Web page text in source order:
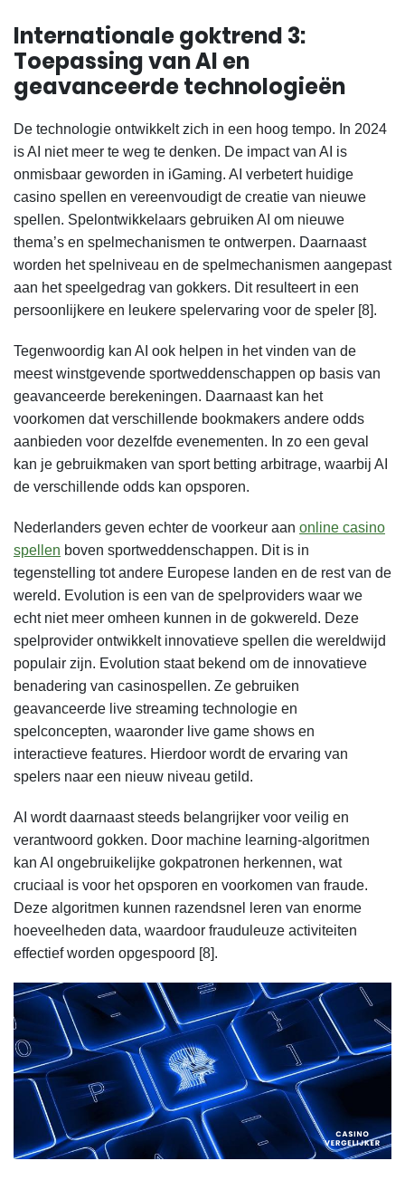
Internationale goktrend 3:
Toepassing van AI en
geavanceerde technologieën
De technologie ontwikkelt zich in een hoog tempo. In 2024
is AI niet meer te weg te denken. De impact van AI is
onmisbaar geworden in iGaming. AI verbetert huidige
casino spellen en vereenvoudigt de creatie van nieuwe
spellen. Spelontwikkelaars gebruiken AI om nieuwe
thema’s en spelmechanismen te ontwerpen. Daarnaast
worden het spelniveau en de spelmechanismen aangepast
aan het speelgedrag van gokkers. Dit resulteert in een
persoonlijkere en leukere spelervaring voor de speler [8].
Tegenwoordig kan AI ook helpen in het vinden van de
meest winstgevende sportweddenschappen op basis van
geavanceerde berekeningen. Daarnaast kan het
voorkomen dat verschillende bookmakers andere odds
aanbieden voor dezelfde evenementen. In zo een geval
kan je gebruikmaken van sport betting arbitrage, waarbij AI
de verschillende odds kan opsporen.
Nederlanders geven echter de voorkeur aan online casino
spellen boven sportweddenschappen. Dit is in
tegenstelling tot andere Europese landen en de rest van de
wereld. Evolution is een van de spelproviders waar we
echt niet meer omheen kunnen in de gokwereld. Deze
spelprovider ontwikkelt innovatieve spellen die wereldwijd
populair zijn. Evolution staat bekend om de innovatieve
benadering van casinospellen. Ze gebruiken
geavanceerde live streaming technologie en
spelconcepten, waaronder live game shows en
interactieve features. Hierdoor wordt de ervaring van
spelers naar een nieuw niveau getild.
AI wordt daarnaast steeds belangrijker voor veilig en
verantwoord gokken. Door machine learning-algoritmen
kan AI ongebruikelijke gokpatronen herkennen, wat
cruciaal is voor het opsporen en voorkomen van fraude.
Deze algoritmen kunnen razendsnel leren van enorme
hoeveelheden data, waardoor frauduleuze activiteiten
effectief worden opgespoord [8].